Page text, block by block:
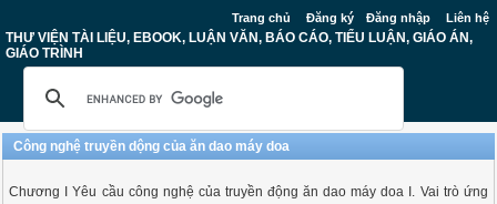
Trang chủ Đăng ký Đăng nhập Liên hệ
THƯ VIỆN TÀI LIỆU, EBOOK, LUẬN VĂN, BÁO CÁO, TIỂU LUẬN, GIÁO ÁN,
GIÁO TRÌNH
Công nghệ truyền dộng của ăn dao máy doa
Chương I Yêu cầu công nghệ của truyền động ăn dao máy doa I. Vai trò ứng